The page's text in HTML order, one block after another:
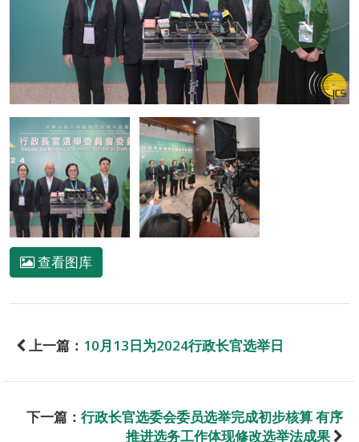
查看图库
上一篇： 10月13日为2024行政长官选举日
下一篇： 行政长官选委会委员选举完成初步核算 有序
推进选务工作体现修改选举法成果